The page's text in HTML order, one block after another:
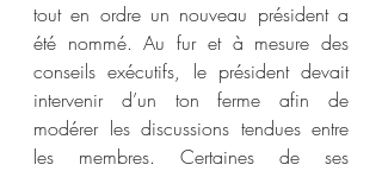
tout en ordre un nouveau président a
été nommé. Au fur et à mesure des
conseils exécutifs, le président devait
intervenir d’un ton ferme afin de
modérer les discussions tendues entre
les membres. Certaines de ses